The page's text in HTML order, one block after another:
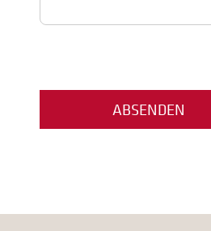
ABSENDEN